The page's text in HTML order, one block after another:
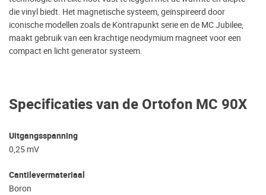
Specificaties van de Ortofon MC 90X
Uitgangsspanning
0,25 mV
Cantilevermateriaal
Boron
die vinyl biedt. Het magnetische systeem, geïnspireerd door
iconische modellen zoals de Kontrapunkt serie en de MC Jubilee,
maakt gebruik van een krachtige neodymium magneet voor een
compact en licht generator systeem.